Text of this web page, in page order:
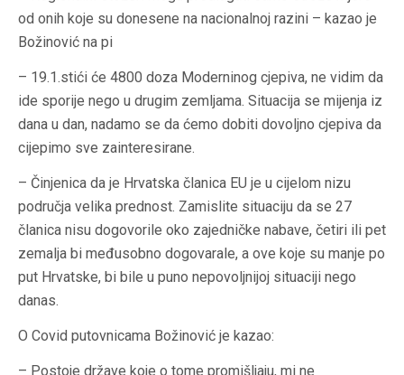
od onih koje su donesene na nacionalnoj razini – kazao je
Božinović na pi
– 19.1.stići će 4800 doza Moderninog cjepiva, ne vidim da
ide sporije nego u drugim zemljama. Situacija se mijenja iz
dana u dan, nadamo se da ćemo dobiti dovoljno cjepiva da
cijepimo sve zainteresirane.
– Činjenica da je Hrvatska članica EU je u cijelom nizu
područja velika prednost. Zamislite situaciju da se 27
članica nisu dogovorile oko zajedničke nabave, četiri ili pet
zemalja bi međusobno dogovarale, a ove koje su manje po
put Hrvatske, bi bile u puno nepovoljnijoj situaciji nego
danas.
O Covid putovnicama Božinović je kazao:
– Postoje države koje o tome promišljaju, mi ne